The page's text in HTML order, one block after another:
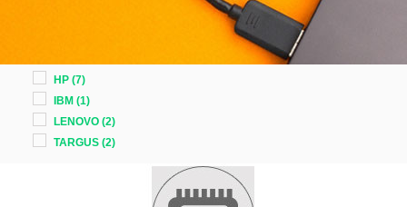
HP (7)
IBM (1)
LENOVO (2)
TARGUS (2)